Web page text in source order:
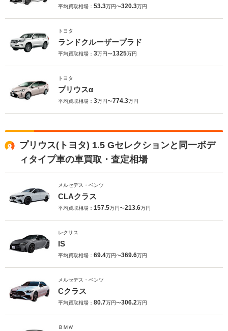
平均買取相場： 53.3万円〜320.3万円
トヨタ
ランドクルーザープラド
平均買取相場： 3万円〜1325万円
トヨタ
プリウスα
平均買取相場： 3万円〜774.3万円
プリウス(トヨタ) 1.5 Gセレクションと同一ボデ
ィタイプ車の車買取・査定相場
メルセデス・ベンツ
CLAクラス
平均買取相場： 157.5万円〜213.6万円
レクサス
IS
平均買取相場： 69.4万円〜369.6万円
メルセデス・ベンツ
Cクラス
平均買取相場： 80.7万円〜306.2万円
ＢＭＷ